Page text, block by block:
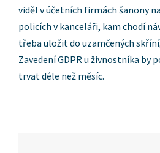
viděl v účetních firmách šanony
policích v kanceláři, kam chodí
třeba uložit do uzamčených
Zavedení GDPR u živnostníka by
trvat déle než měsíc.